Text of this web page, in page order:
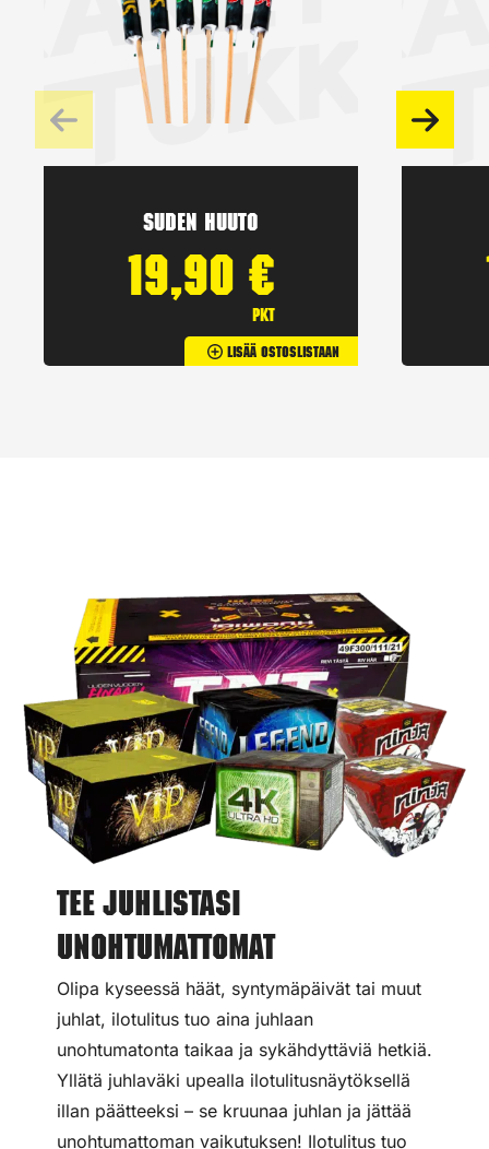
Suden huuto
19,90 €
pkt
Lisää Ostoslistaan
Tee juhlistasi
unohtumattomat
Olipa kyseessä häät, syntymäpäivät tai muut
juhlat, ilotulitus tuo aina juhlaan
unohtumatonta taikaa ja sykähdyttäviä hetkiä.
Yllätä juhlaväki upealla ilotulitusnäytöksellä
illan päätteeksi – se kruunaa juhlan ja jättää
unohtumattoman vaikutuksen! Ilotulitus tuo